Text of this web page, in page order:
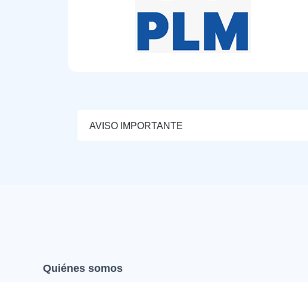
AVISO IMPORTANTE
Quiénes somos